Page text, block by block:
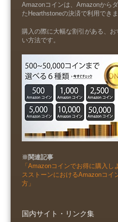
Amazonコインは、Amazonから
たHearthstoneの決済で利用できま
購入の際に大幅な割引がある、お
い方法です。
※関連記事
「Amazonコインでお得に購入し
スストーンにおけるAmazonコイ
方」
国内サイト・リンク集